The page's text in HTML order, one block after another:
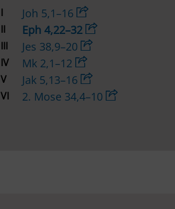
I Joh 5,1–16
II Eph 4,22–32
III Jes 38,9–20
IV Mk 2,1–12
V Jak 5,13–16
VI 2. Mose 34,4–10